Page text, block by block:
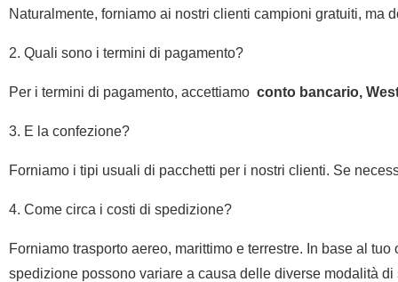
Naturalmente, forniamo ai nostri clienti campioni gratuiti, ma
2. Quali sono i termini di pagamento?
Per i termini di pagamento, accettiamo conto bancario,
3. E la confezione?
Forniamo i tipi usuali di pacchetti per i nostri clienti. Se
4. Come circa i costi di spedizione?
Forniamo trasporto aereo, marittimo e terrestre. In base al
spedizione possono variare a causa delle diverse modalità di